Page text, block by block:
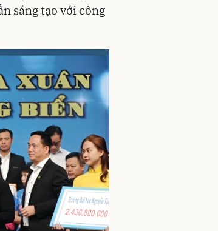
sáng tạo với công